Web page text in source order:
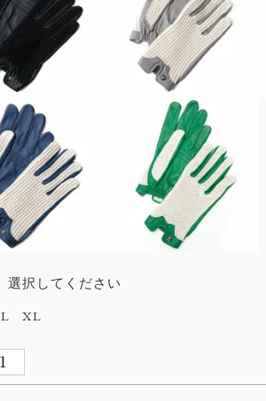
選択してください
L XL